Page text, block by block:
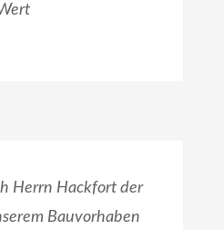
Herrn Hackfort der
Bauvorhaben